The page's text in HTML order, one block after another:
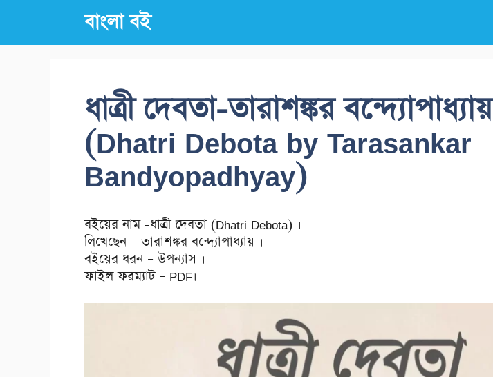
content
বাংলা বই
ধাত্রী দেবতা-তারাশঙ্কর বন্দ্যোপাধ্যায়
(Dhatri Debota by Tarasankar
Bandyopadhyay)
বইয়ের নাম -ধাত্রী দেবতা (Dhatri Debota) ।
লিখেছেন – তারাশঙ্কর বন্দ্যোপাধ্যায় ।
বইয়ের ধরন – উপন্যাস ।
ফাইল ফরম্যাট – PDF।